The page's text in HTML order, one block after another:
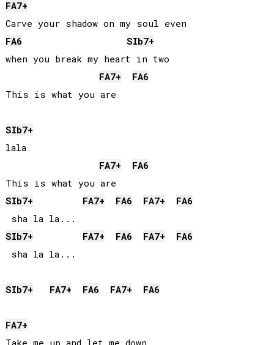
FA7+
FA6 SIb7+
when you break my heart in two
FA7+ FA6
This is what you are
SIb7+
lala
FA7+ FA6
SIb7+ FA7+ FA6 FA7+ FA6
SIb7+ FA7+ FA6 FA7+ FA6
sha la la...
SIb7+ FA7+ FA6 FA7+ FA6
FA7+